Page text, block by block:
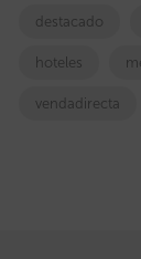
destacado
hoteles
vendadirecta